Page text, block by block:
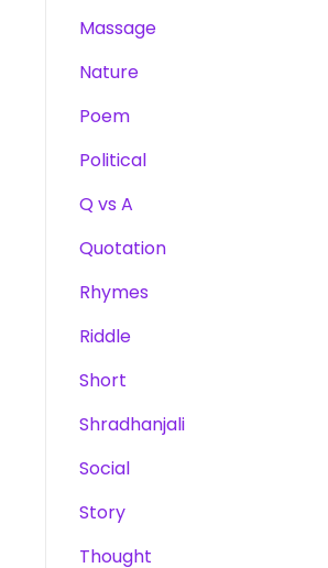
Massage
Nature
Poem
Political
Q vs A
Quotation
Rhymes
Riddle
Short
Shradhanjali
Social
Story
Thought